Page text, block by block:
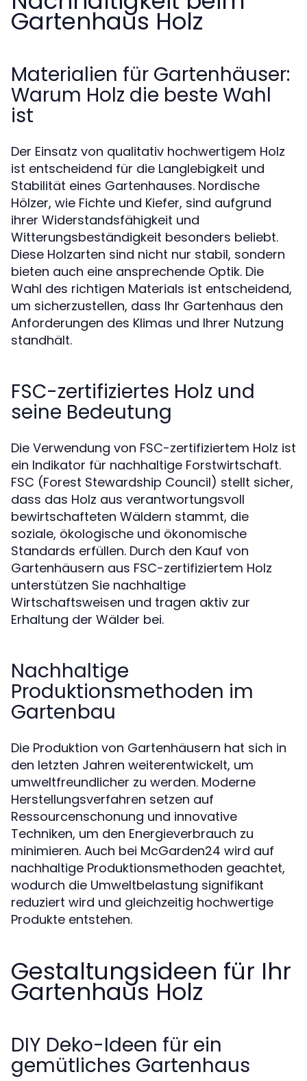
Gartenhaus Holz
Materialien für Gartenhäuser:
Warum Holz die beste Wahl
ist
Der Einsatz von qualitativ hochwertigem Holz
ist entscheidend für die Langlebigkeit und
Stabilität eines Gartenhauses. Nordische
Hölzer, wie Fichte und Kiefer, sind aufgrund
ihrer Widerstandsfähigkeit und
Witterungsbeständigkeit besonders beliebt.
Diese Holzarten sind nicht nur stabil, sondern
bieten auch eine ansprechende Optik. Die
Wahl des richtigen Materials ist entscheidend,
um sicherzustellen, dass Ihr Gartenhaus den
Anforderungen des Klimas und Ihrer Nutzung
standhält.
FSC-zertifiziertes Holz und
seine Bedeutung
Die Verwendung von FSC-zertifiziertem Holz ist
ein Indikator für nachhaltige Forstwirtschaft.
FSC (Forest Stewardship Council) stellt sicher,
dass das Holz aus verantwortungsvoll
bewirtschafteten Wäldern stammt, die
soziale, ökologische und ökonomische
Standards erfüllen. Durch den Kauf von
Gartenhäusern aus FSC-zertifiziertem Holz
unterstützen Sie nachhaltige
Wirtschaftsweisen und tragen aktiv zur
Erhaltung der Wälder bei.
Nachhaltige
Produktionsmethoden im
Gartenbau
Die Produktion von Gartenhäusern hat sich in
den letzten Jahren weiterentwickelt, um
umweltfreundlicher zu werden. Moderne
Herstellungsverfahren setzen auf
Ressourcenschonung und innovative
Techniken, um den Energieverbrauch zu
minimieren. Auch bei McGarden24 wird auf
nachhaltige Produktionsmethoden geachtet,
wodurch die Umweltbelastung signifikant
reduziert wird und gleichzeitig hochwertige
Produkte entstehen.
Gestaltungsideen für Ihr
Gartenhaus Holz
DIY Deko-Ideen für ein
gemütliches Gartenhaus